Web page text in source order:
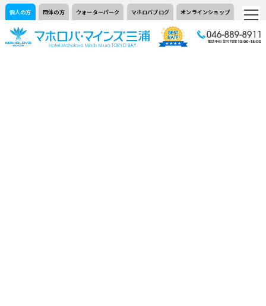
個人の方 団体の方 ウォーターパーク マホロバブログ オンラインショップ